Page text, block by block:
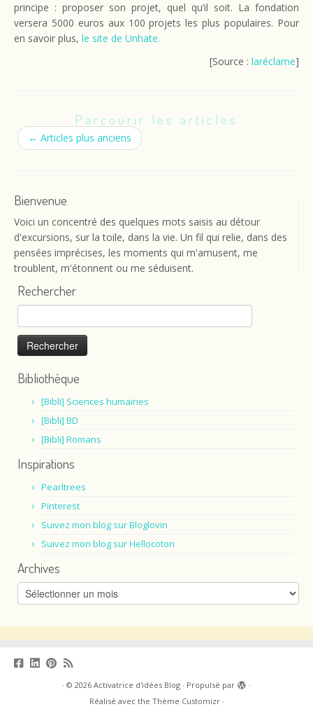
principe : proposer son projet, quel qu’il soit. La fondation
versera 5000 euros aux 100 projets les plus populaires. Pour
en savoir plus, le site de Unhate.
[Source : laréclame]
Parcourir les articles
← Articles plus anciens
Bienvenue
Voici un concentré des quelques mots saisis au détour
d'excursions, sur la toile, dans la vie. Un fil qui relie, dans des
pensées imprécises, les moments qui m'amusent, me
troublent, m'étonnent ou me séduisent.
Rechercher
Bibliothèque
[Bibli] Sciences humaines
[Bibli] BD
[Bibli] Romans
Inspirations
Pearltrees
Pinterest
Suivez mon blog sur Bloglovin
Suivez mon blog sur Hellocoton
Archives
Archives
· © 2026 Activatrice d'idées Blog · Propulsé par
·
Réalisé avec the Thème Customizr·